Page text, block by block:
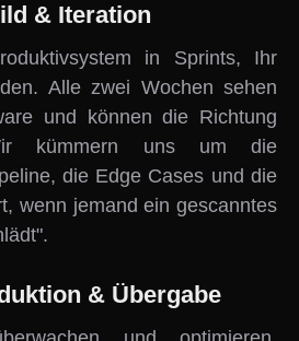
& Iteration
in Sprints, Ihr
Alle zwei Wochen sehen
und können die Richtung
kümmern uns um die
die Edge Cases und die
wenn jemand ein gescanntes
& Übergabe